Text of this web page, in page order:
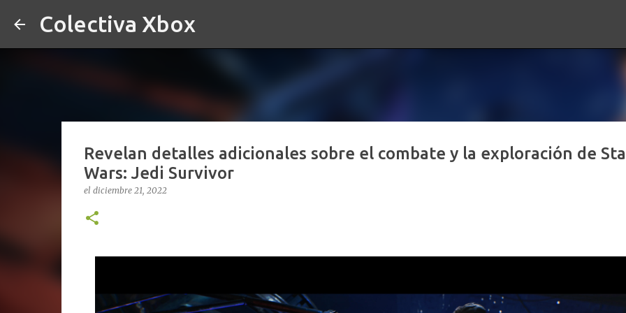
Colectiva Xbox
Revelan detalles adicionales sobre el combate y la exploración de
Wars: Jedi Survivor
el diciembre 21, 2022